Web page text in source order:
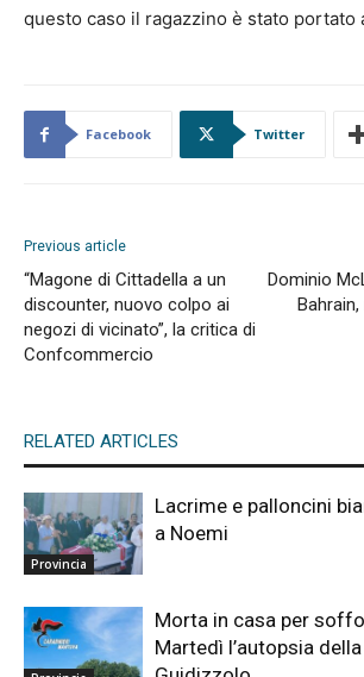
questo caso il ragazzino è stato portato
Facebook Twitter
Previous article
“Magone di Cittadella a un
discounter, nuovo colpo ai
negozi di vicinato”, la critica di
Confcommercio
Dominio
RELATED ARTICLES
Provincia
Lacrime e palloncini
a Noemi
Morta in casa per
Martedì l’autopsia